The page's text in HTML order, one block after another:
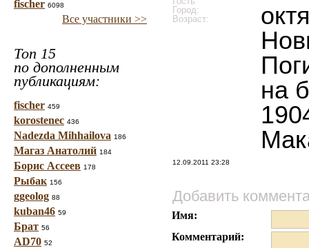
fischer 6098
Все участники >>
Топ 15
по дополненным
публикациям:
fischer 459
korostenec 436
Nadezda Mihhailova 186
Магаз Анатолий 184
Борис Ассеев 178
Рыбак 156
ggeolog 88
kuban46 59
Брат 56
AD70 52
Город:
Возраст:
на
12.09.2011 23:28
Добавить
Имя:
Комментарий: